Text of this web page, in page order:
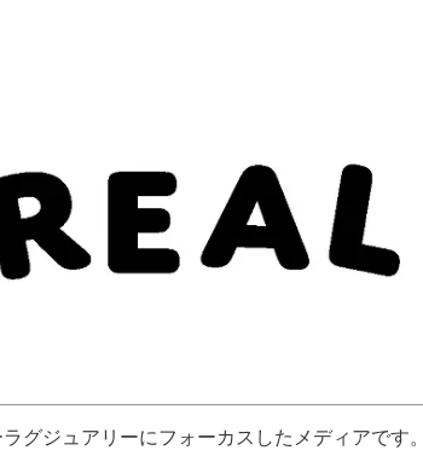
グジュアリーにフォーカスしたメディアで